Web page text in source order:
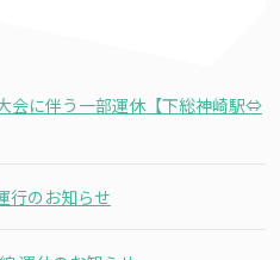
会に伴う一部運休【下総神崎駅⇔
行のお知らせ